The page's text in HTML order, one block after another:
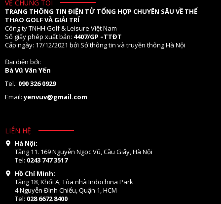
VỀ CHÚNG TÔI
TRANG THÔNG TIN ĐIỆN TỬ TỔNG HỢP CHUYÊN SÂU VỀ THỂ
THAO GOLF VÀ GIẢI TRÍ
Công ty TNHH Golf & Leisure Việt Nam
Số giấy phép xuất bản: 4407/GP –TTĐT
Cấp ngày: 17/12/2021 bởi Sở thông tin và truyền thông Hà Nội
Đại diện bởi:
Bà Vũ Vân Yến
Tel.: 090 326 0929
Email:yenvuv@gmail.com
LIÊN HỆ
Hà Nội:
Tầng 11. 169 Nguyễn Ngọc Vũ, Cầu Giấy, Hà Nội
Tel: 0243 747 3517
Hồ Chí Minh:
Tầng 18, Khối A, Tòa nhà Indochina Park
4 Nguyễn Đình Chiểu, Quận 1, HCM
Tel: 028 6672 8400